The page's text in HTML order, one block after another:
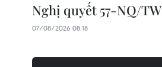
Nghị quyết 57-NQ/TW
07/08/2026 08:18